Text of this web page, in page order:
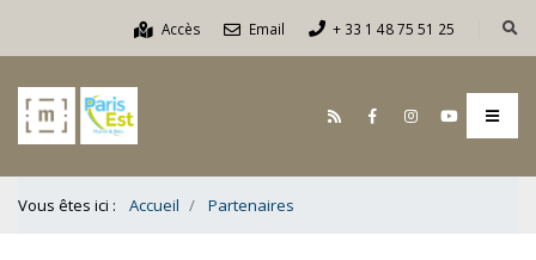
Accès Email + 33 1 48 75 51 25
Vous êtes ici : Accueil Partenaires